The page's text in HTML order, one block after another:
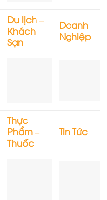
Du lịch –
Khách
Sạn
Doanh
Nghiệp
Thực
Phẩm –
Thuốc
Tin Tức